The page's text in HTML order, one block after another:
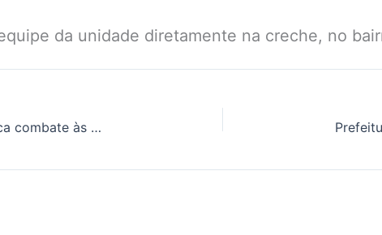
da unidade diretamente na creche, no
Prefeitura de União dos Palmares intensifica combate às moscas e retira plantações irregulares em área do antigo lixão